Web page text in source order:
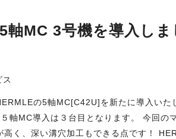
軸MC 3号機を導入しま
の5軸MC[C42U]を新たに導入いた
軸MC導入は３台目となります。 今回の
高く、深い溝穴加工もできる点です！